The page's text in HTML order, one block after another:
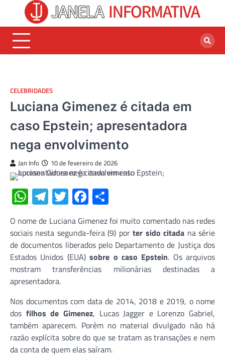
content
CELEBRIDADES
Luciana Gimenez é citada em
caso Epstein; apresentadora
nega envolvimento
Jan Info 10 de fevereiro de 2026
WhatsApp
Telegram
TwitterFacebook
O nome de Luciana Gimenez foi muito comentado nas redes
sociais nesta segunda-feira (9) porter sido citada na série
de documentos liberados pelo Departamento de Justiça dos
Estados Unidos (EUA)sobre o caso Epstein. Os arquivos
mostram transferências milionárias destinadas a
apresentadora.
Nos documentos com data de 2014, 2018 e 2019, o nome
dos filhos de Gimenez, Lucas Jagger e Lorenzo Gabriel,
também aparecem. Porém no material divulgado não há
razão explícita sobre do que se tratam as transações e nem
da conta de quem elas saíram.